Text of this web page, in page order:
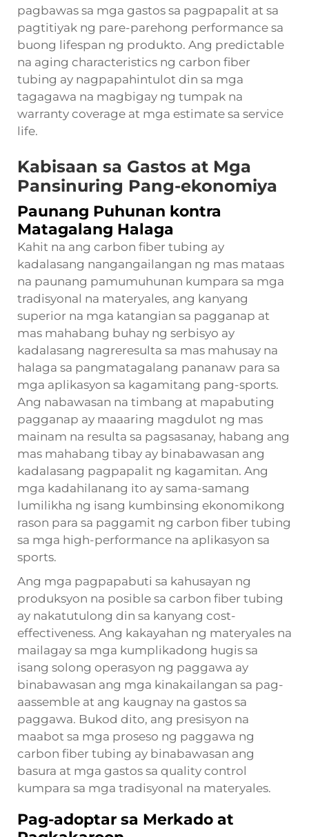
pagbawas sa mga gastos sa pagpapalit at sa
pagtitiyak ng pare-parehong performance sa
buong lifespan ng produkto. Ang predictable
na aging characteristics ng carbon fiber
tubing ay nagpapahintulot din sa mga
tagagawa na magbigay ng tumpak na
warranty coverage at mga estimate sa service
life.
Kabisaan sa Gastos at Mga
Pansinuring Pang-ekonomiya
Paunang Puhunan kontra
Matagalang Halaga
Kahit na ang carbon fiber tubing ay
kadalasang nangangailangan ng mas mataas
na paunang pamumuhunan kumpara sa mga
tradisyonal na materyales, ang kanyang
superior na mga katangian sa pagganap at
mas mahabang buhay ng serbisyo ay
kadalasang nagreresulta sa mas mahusay na
halaga sa pangmatagalang pananaw para sa
mga aplikasyon sa kagamitang pang-sports.
Ang nabawasan na timbang at mapabuting
pagganap ay maaaring magdulot ng mas
mainam na resulta sa pagsasanay, habang ang
mas mahabang tibay ay binabawasan ang
kadalasang pagpapalit ng kagamitan. Ang
mga kadahilanang ito ay sama-samang
lumilikha ng isang kumbinsing ekonomikong
rason para sa paggamit ng carbon fiber tubing
sa mga high-performance na aplikasyon sa
sports.
Ang mga pagpapabuti sa kahusayan ng
produksyon na posible sa carbon fiber tubing
ay nakatutulong din sa kanyang cost-
effectiveness. Ang kakayahan ng materyales na
mailagay sa mga kumplikadong hugis sa
isang solong operasyon ng paggawa ay
binabawasan ang mga kinakailangan sa pag-
aassemble at ang kaugnay na gastos sa
paggawa. Bukod dito, ang presisyon na
maabot sa mga proseso ng paggawa ng
carbon fiber tubing ay binabawasan ang
basura at mga gastos sa quality control
kumpara sa mga tradisyonal na materyales.
Pag-adoptar sa Merkado at